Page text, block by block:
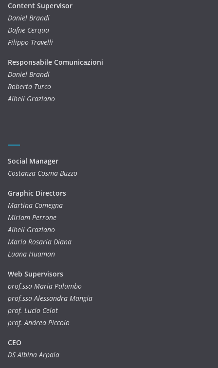
Content Supervisor
Daniel Brandi
Dafne Cerqua
Filippo Travelli
Responsabile Comunicazioni
Daniel Brandi
Roberta Turco
Alheli Graziano
Social Manager
Costanza Cosma Buzzo
Graphic Directors
Martina Comegna
Miriam Perrone
Alheli Graziano
Maria Rosaria Diana
Luana Huaman
Web Supervisors
prof.ssa Maria Palumbo
prof.ssa Alessandra Mangia
prof. Lucio Celot
prof. Andrea Piccolo
CEO
DS Albina Arpaia